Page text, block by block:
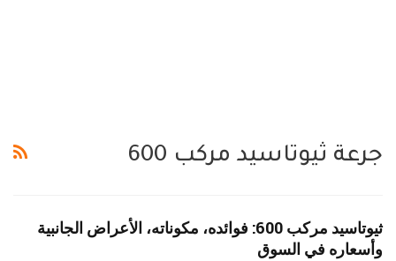
جرعة ثيوتاسيد مركب 600
ثيوتاسيد مركب 600: فوائده، مكوناته، الأعراض الجانبية
وأسعاره في السوق